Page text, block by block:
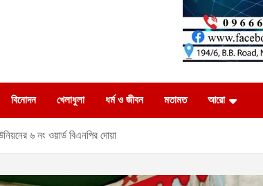
বিনোদন খেলাধুলা ধর্ম ও জীবন মতামত আরো
৬ নং ওয়ার্ড বিএনপির দোয়া